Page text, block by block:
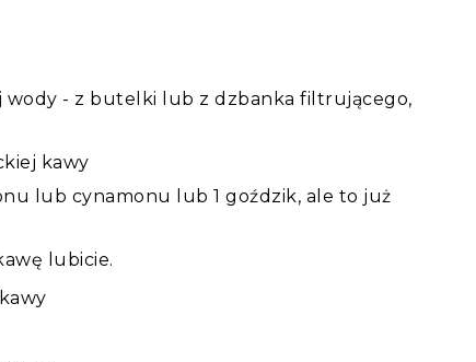
wody - z butelki lub z dzbanka filtrującego,
kawy
lub cynamonu lub 1 goździk, ale to już
lubicie.